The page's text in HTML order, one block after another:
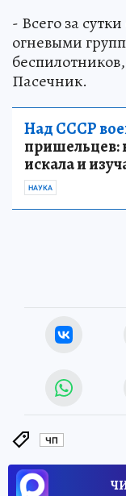
- Всего за
огневыми
Пасечник.
Над СССР
пришельцев:
искала и
НАУКА
ЧП